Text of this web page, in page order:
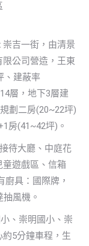
崇吉一街，由清景
公司營造，王東
、建蔽率
層，地下3層建
劃二房(20~22坪)
房(41~42坪)。
待大廳、中庭花
童遊戲區、信箱
廚具：國際牌，
風機。
、崇明國小、崇
5分鐘車程，生